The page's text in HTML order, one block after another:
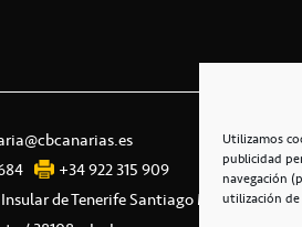
Utilizamos
publicidad
navegación
utilización de
+34 922 315 909
de Tenerife Santiago Martín